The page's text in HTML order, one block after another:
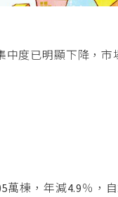
度已明顯下降，市
棟，年減4.9％，